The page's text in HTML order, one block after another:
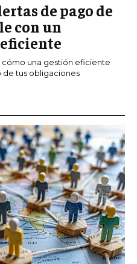
de pago de
con un
cómo una gestión eficiente
tus obligaciones